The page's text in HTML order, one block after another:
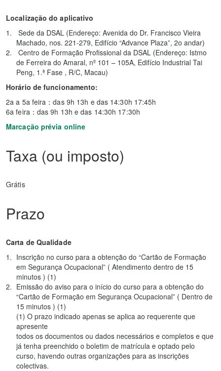
Localização do aplicativo
Sede da DSAL (Endereço: Avenida do Dr. Francisco Vieira
Machado, nos. 221-279, Edifício “Advance Plaza”, 2o andar)
Centro de Formação Profissional da DSAL (Endereço: Istmo
de Ferreira do Amaral, nº 101 – 105A, Edifício Industrial Tai
Peng, 1.ª Fase , R/C, Macau)
Horário de funcionamento:
2a a 5a feira：das 9h 13h e das 14:30h 17:45h
6a feira：das 9h 13h e das 14:30h 17:30h
Marcação prévia online
Taxa (ou imposto)
Grátis
Prazo
Carta de Qualidade
Inscrição no curso para a obtenção do “Cartão de Formação
em Segurança Ocupacional” ( Atendimento dentro de 15
minutos ) (1)
Emissão do aviso para o início do curso para a obtenção do
“Cartão de Formação em Segurança Ocupacional” ( Dentro de
15 minutos ) (1)
(1) O prazo indicado apenas se aplica ao requerente que
apresente
todos os documentos ou dados necessários e completos e que
já tenha preenchido o boletim de matrícula e optado pelo
curso, havendo outras organizações para as inscrições
colectivas.